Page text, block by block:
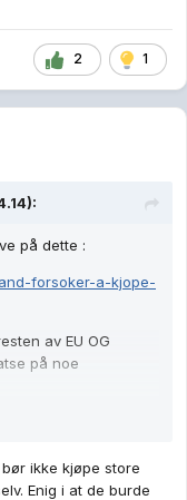
2 1
på dette :
forsoker-a-kjope-
av EU OG
på noe
ikke kjøpe store
Enig i at de burde